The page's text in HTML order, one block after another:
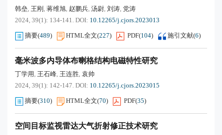
韩垒, 王刚 , 蒋维旭, 赵鹏兵, 汤尉, 刘涛, 党涛
2024, 39(1): 134-141. DOI: 10.12265/j.cjors.2023013
摘要(489) HTML全文(227) PDF(104) 施引文献(6)
毫米波多内导体布喇格结构电磁特性研究
丁学用, 王石峰, 王连胜, 袁帅
2024, 39(1): 142-147. DOI: 10.12265/j.cjors.2023015
摘要(310) HTML全文(70) PDF(35)
空间目标监视雷达大气折射修正技术研究